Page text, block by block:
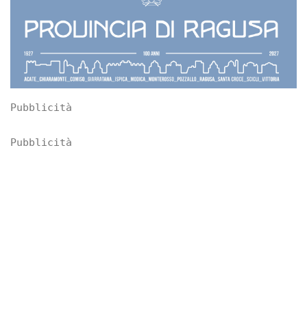
Pubblicità
Pubblicità